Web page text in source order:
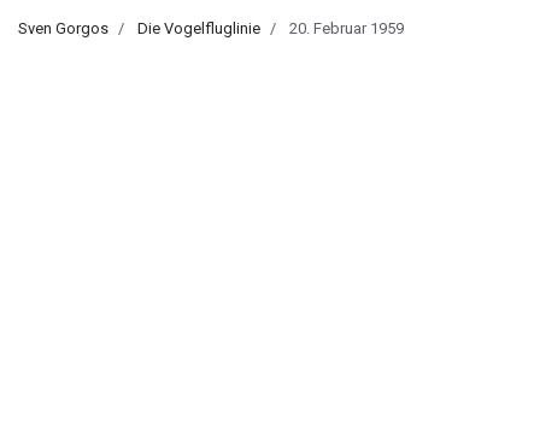
Sven Gorgos Die Vogelfluglinie 20. Februar 1959